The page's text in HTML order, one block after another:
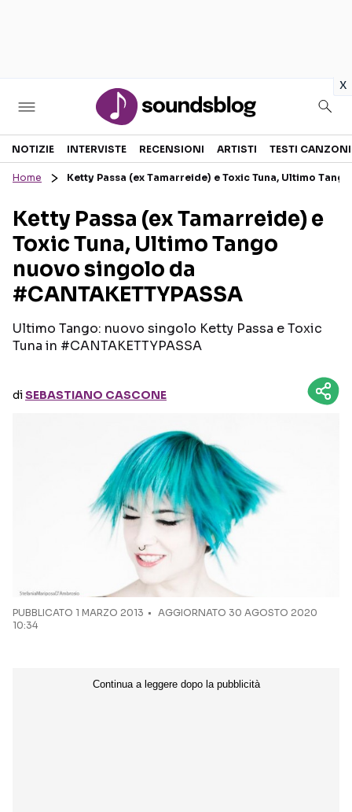
x
Sezioni
RECENSIONI MUSICALI
INTERVISTE
GOSSIP E CURIOSITÀ
TESTI CANZONI
TOUR ED EVENTI
TALENT SHOW
Seguici sui social
NOTIZIE INTERVISTE RECENSIONI ARTISTI TESTI CANZONI
Home Ketty Passa (ex Tamarreide) e Toxic Tuna, Ultimo
Ketty Passa (ex Tamarreide) e
Toxic Tuna, Ultimo Tango
nuovo singolo da
#CANTAKETTYPASSA
Ultimo Tango: nuovo singolo Ketty Passa e Toxic
Tuna in #CANTAKETTYPASSA
diSEBASTIANO CASCONE
PUBBLICATO 1 MARZO 2013
AGGIORNATO 30 AGOSTO 2020
10:34